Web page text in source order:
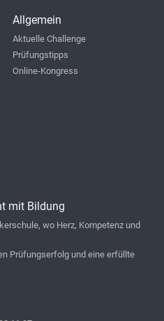
Allgemein
Aktuelle Challenge
Prüfungstipps
Online-Kongress
mit Bildung
wo Herz, Kompetenz und
Prüfungserfolg und eine erfüllte